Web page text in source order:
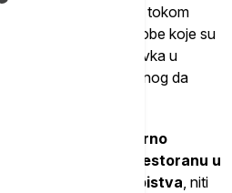
svedoka ispitanih tokom
oštećenog, kao i osobe koje su
tokom njegovog boravka u
je on pozvao oštećenog da
istrage nesporno
nije bio prisutan u restoranu u
dela teškog ubistva , niti